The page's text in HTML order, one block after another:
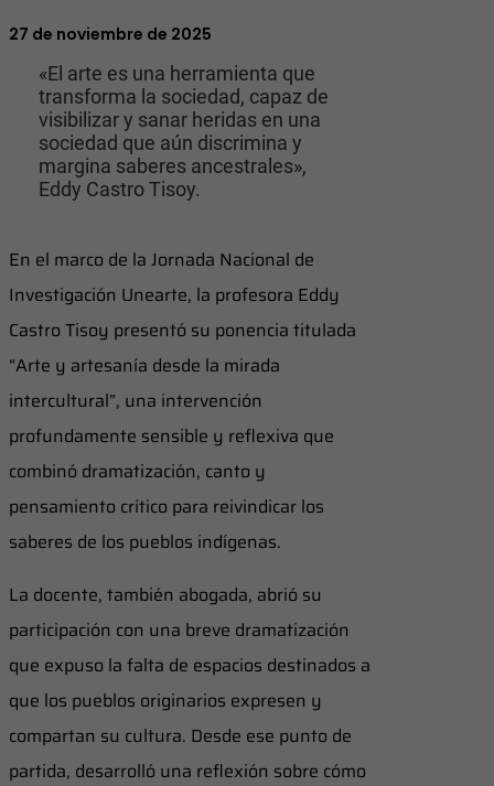
27 de noviembre de 2025
«El arte es una herramienta que
transforma la sociedad, capaz de
visibilizar y sanar heridas en una
sociedad que aún discrimina y
margina saberes ancestrales»,
Eddy Castro Tisoy.
En el marco de la Jornada Nacional de
Investigación Unearte, la profesora Eddy
Castro Tisoy presentó su ponencia titulada
“Arte y artesanía desde la mirada
intercultural”, una intervención
profundamente sensible y reflexiva que
combinó dramatización, canto y
pensamiento crítico para reivindicar los
saberes de los pueblos indígenas.
La docente, también abogada, abrió su
participación con una breve dramatización
que expuso la falta de espacios destinados a
que los pueblos originarios expresen y
compartan su cultura. Desde ese punto de
partida, desarrolló una reflexión sobre cómo